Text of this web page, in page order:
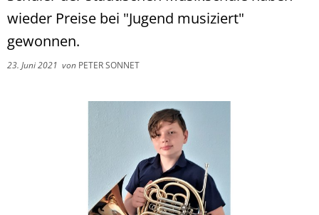
wieder Preise bei "Jugend musiziert"
gewonnen.
23. Juni 2021 von PETER SONNET